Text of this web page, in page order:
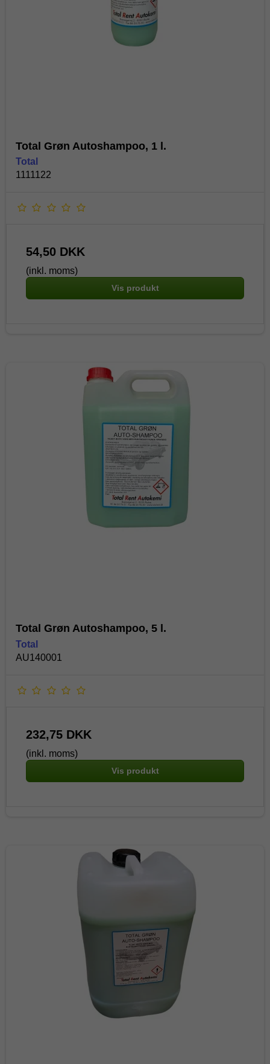
Total Grøn Autoshampoo, 1 l.
Total
1111122
54,50 DKK
(inkl. moms)
Vis produkt
Total Grøn Autoshampoo, 5 l.
Total
AU140001
232,75 DKK
(inkl. moms)
Vis produkt